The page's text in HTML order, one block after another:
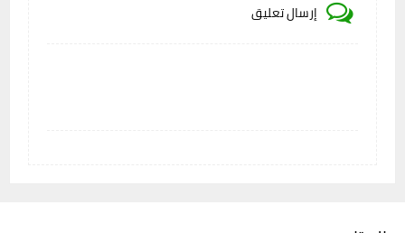
إرسال تعليق